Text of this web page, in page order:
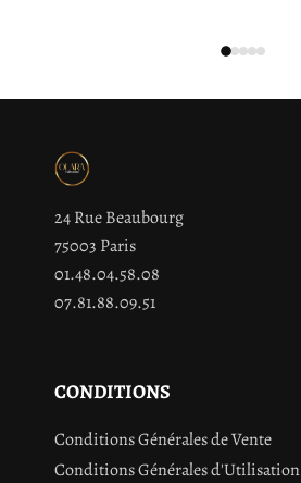
24 Rue Beaubourg
75003 Paris
01.48.04.58.08
07.81.88.09.51
CONDITIONS
Conditions Générales de Vente
Conditions Générales d'Utilisation